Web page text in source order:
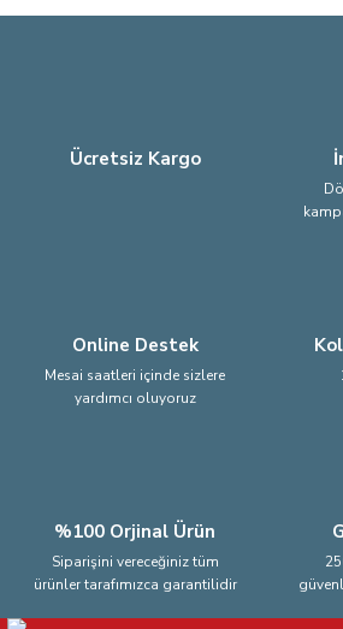
Ürün açıklamasında eksik bilgiler bulunuyor.
Ücretsiz Kargo
Online Destek
Mesai saatleri içinde sizlere
yardımcı oluyoruz
%100 Orjinal Ürün
Siparişini vereceğiniz tüm
ürünler tarafımızca garantilidir